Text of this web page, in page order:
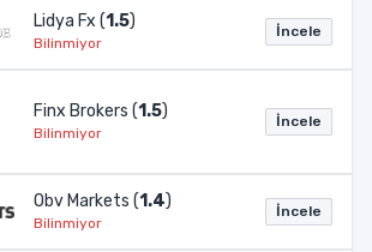
Lidya Fx (1.5)
Bilinmiyor
İncele
Finx Brokers (1.5)
Bilinmiyor
İncele
Obv Markets (1.4)
Bilinmiyor
İncele